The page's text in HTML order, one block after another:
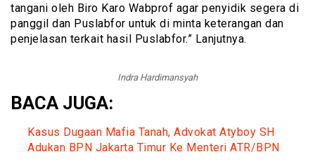
tangani oleh Biro Karo Wabprof agar penyidik segera di
panggil dan Puslabfor untuk di minta keterangan dan
penjelasan terkait hasil Puslabfor.” Lanjutnya.
Indra Hardimansyah
BACA JUGA:
Kasus Dugaan Mafia Tanah, Advokat Atyboy SH
Adukan BPN Jakarta Timur Ke Menteri ATR/BPN